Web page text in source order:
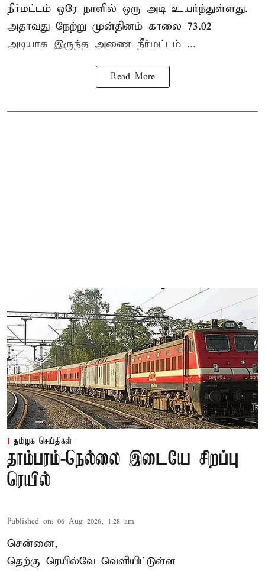
நீர்மட்டம் ஒரே நாளில் ஒரு அடி உயர்ந்துள்ளது.
அதாவது நேற்று முன்தினம் காலை 73.02
அடியாக இருந்த அணை நீர்மட்டம் ...
Read More
தமிழக செய்திகள்
தாம்பரம்-நெல்லை இடையே சிறப்பு
ரெயில்
Published on: 06 Aug 2026, 1:28 am
சென்னை,
தெற்கு ரெயில்வே வெளியிட்டுள்ள